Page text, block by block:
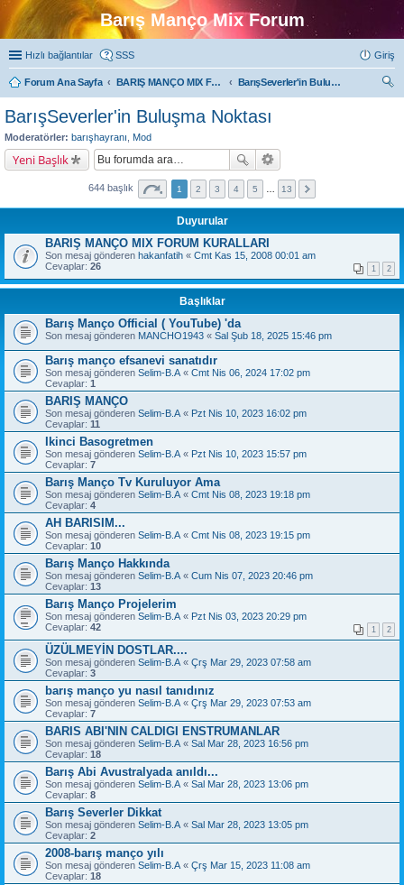
Barış Manço Mix Forum
Hızlı bağlantılar SSS Giriş
Forum Ana Sayfa BARIŞ MANÇO MIX FORUMLARI
BarışSeverler'in Buluşma Noktası
BarışSeverler'in Buluşma Noktası
Moderatörler: barışhayranı Mod
Yeni Başlık
644 başlık 1 2 3 4 5 13
Duyurular
BARIŞ MANÇO MIX FORUM KURALLARI
Son mesaj gönderen hakanfatih « Cmt Kas 15, 2008 00:01 am
Cevaplar: 26 1 2
Başlıklar
Barış Manço Official ( YouTube) 'da
Son mesaj gönderen MANCHO1943 « Sal Şub 18, 2025 15:46 pm
Barış manço efsanevi sanatıdır
Son mesaj gönderen Selim-B.A « Cmt Nis 06, 2024 17:02 pm
Cevaplar: 1
BARIŞ MANÇO
Son mesaj gönderen Selim-B.A « Pzt Nis 10, 2023 16:02 pm
Cevaplar: 11
Ikinci Basogretmen
Son mesaj gönderen Selim-B.A « Pzt Nis 10, 2023 15:57 pm
Cevaplar: 7
Barış Manço Tv Kuruluyor Ama
Son mesaj gönderen Selim-B.A « Cmt Nis 08, 2023 19:18 pm
Cevaplar: 4
AH BARISIM...
Son mesaj gönderen Selim-B.A « Cmt Nis 08, 2023 19:15 pm
Cevaplar: 10
Barış Manço Hakkında
Son mesaj gönderen Selim-B.A « Cum Nis 07, 2023 20:46 pm
Cevaplar: 13
Barış Manço Projelerim
Son mesaj gönderen Selim-B.A « Pzt Nis 03, 2023 20:29 pm
Cevaplar: 42 1 2
ÜZÜLMEYİN DOSTLAR....
Son mesaj gönderen Selim-B.A « Çrş Mar 29, 2023 07:58 am
Cevaplar: 3
barış manço yu nasıl tanıdınız
Son mesaj gönderen Selim-B.A « Çrş Mar 29, 2023 07:53 am
Cevaplar: 7
BARIS ABI'NIN CALDIGI ENSTRUMANLAR
Son mesaj gönderen Selim-B.A « Sal Mar 28, 2023 16:56 pm
Cevaplar: 18
Barış Abi Avustralyada anıldı...
Son mesaj gönderen Selim-B.A « Sal Mar 28, 2023 13:06 pm
Cevaplar: 8
Barış Severler Dikkat
Son mesaj gönderen Selim-B.A « Sal Mar 28, 2023 13:05 pm
Cevaplar: 2
2008-barış manço yılı
Son mesaj gönderen Selim-B.A « Çrş Mar 15, 2023 11:08 am
Cevaplar: 18